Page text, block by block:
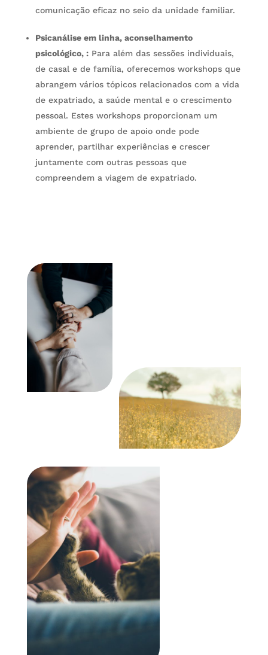
comunicação eficaz no seio da unidade familiar.
Psicanálise em linha, aconselhamento
psicológico, :Para além das sessões individuais,
de casal e de família, oferecemos workshops que
abrangem vários tópicos relacionados com a vida
de expatriado, a saúde mental e o crescimento
pessoal. Estes workshops proporcionam um
ambiente de grupo de apoio onde pode
aprender, partilhar experiências e crescer
juntamente com outras pessoas que
compreendem a viagem de expatriado.